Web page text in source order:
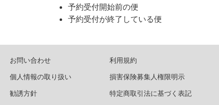
予約受付開始前の便
予約受付が終了している便
お問い合わせ
利用規約
個人情報の取り扱い
損害保険募集人権限明示
勧誘方針
特定商取引法に基づく表記